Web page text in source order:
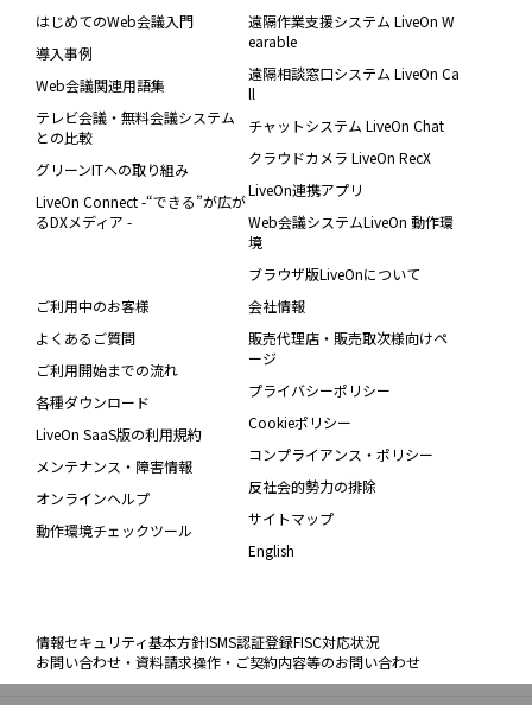
はじめてのWeb会議入門
導入事例
Web会議関連用語集
テレビ会議・無料会議システム
との比較
グリーンITへの取り組み
LiveOn Connect -“できる”が広が
るDXメディア -
遠隔作業支援システム LiveOn W
earable
遠隔相談窓口システム LiveOn Ca
ll
チャットシステム LiveOn Chat
クラウドカメラ LiveOn RecX
LiveOn連携アプリ
Web会議システムLiveOn 動作環
境
ブラウザ版LiveOnについて
ご利用中のお客様
よくあるご質問
ご利用開始までの流れ
各種ダウンロード
LiveOn SaaS版の利用規約
メンテナンス・障害情報
オンラインヘルプ
動作環境チェックツール
会社情報
販売代理店・販売取次様向けペ
ージ
プライバシーポリシー
Cookieポリシー
コンプライアンス・ポリシー
反社会的勢力の排除
サイトマップ
English
情報セキュリティ基本方針ISMS認証登録FISC対応状況
お問い合わせ・資料請求操作・ご契約内容等のお問い合わせ